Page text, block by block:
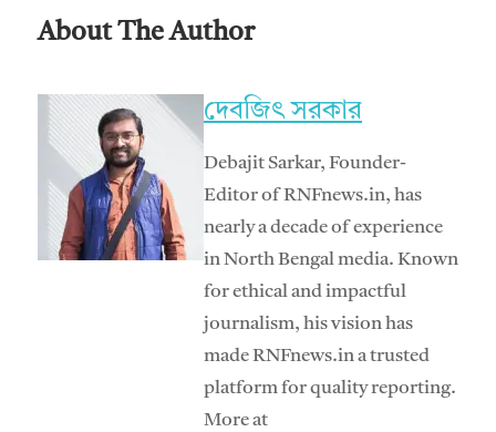
About The Author
দেবজিৎ সরকার
Debajit Sarkar, Founder-
Editor of RNFnews.in, has
nearly a decade of experience
in North Bengal media. Known
for ethical and impactful
journalism, his vision has
made RNFnews.in a trusted
platform for quality reporting.
More at